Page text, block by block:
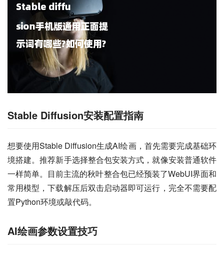
Stable Diffusion安装配置指南
想要使用Stable Diffusion生成AI绘画，首先需要完成基础环
境搭建。推荐新手选择整合包安装方式，就像安装普通软件
一样简单。目前主流的秋叶整合包已经预装了WebUI界面和
常用模型，下载解压后双击启动器即可运行，完全不需要配
置Python环境或敲代码。
AI绘画参数设置技巧